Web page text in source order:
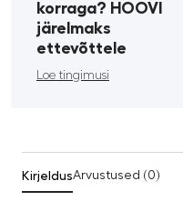
korraga? HOOVI
järelmaks
ettevõttele
Loe tingimusi
KirjeldusArvustused (0)